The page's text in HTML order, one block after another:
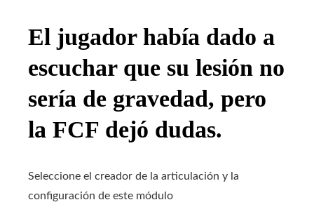
El jugador había dado a
escuchar que su lesión no
sería de gravedad, pero
la FCF dejó dudas.
Seleccione el creador de la articulación y la
configuración de este módulo